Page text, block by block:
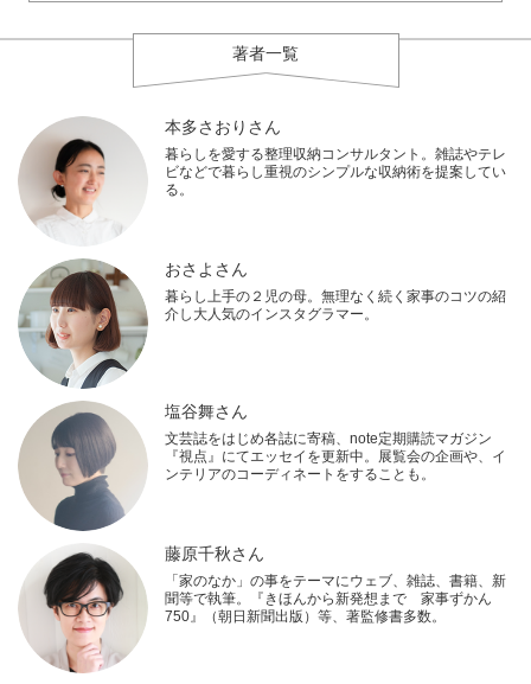
著者一覧
本多さおりさん
暮らしを愛する整理収納コンサルタント。雑誌やテレ
ビなどで暮らし重視のシンプルな収納術を提案してい
る。
おさよさん
暮らし上手の２児の母。無理なく続く家事のコツの紹
介し大人気のインスタグラマー。
塩谷舞さん
文芸誌をはじめ各誌に寄稿、note定期購読マガジン
『視点』にてエッセイを更新中。展覧会の企画や、イ
ンテリアのコーディネートをすることも。
藤原千秋さん
「家のなか」の事をテーマにウェブ、雑誌、書籍、新
聞等で執筆。『きほんから新発想まで 家事ずかん
750』（朝日新聞出版）等、著監修書多数。